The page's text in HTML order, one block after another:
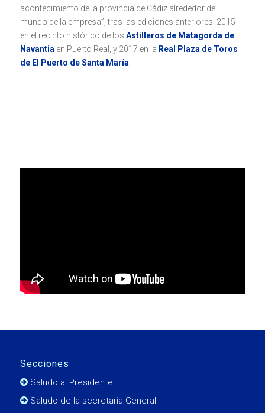
acontecimiento de la provincia de Cádiz alrededor del
mundo de la empresa”, tras las ediciones anteriores: 2015
en el recinto histórico de los Astilleros de Matagorda de
Navantia en Puerto Real, y 2017 en la Real Plaza de Toros
de El Puerto de Santa María
Secciones
Saludo al Presidente
Saludo de la secretaria General